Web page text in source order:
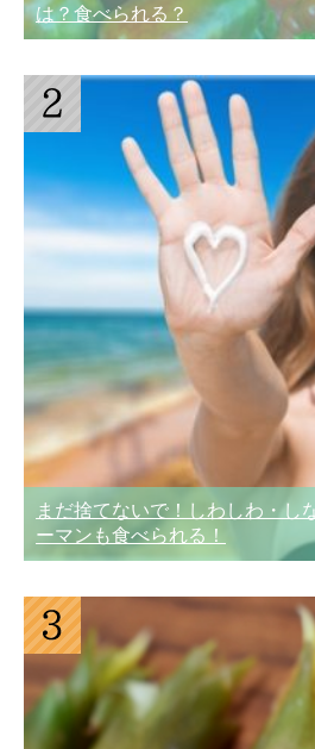
は？食べられる？
まだ捨てないで！しわしわ・し
ーマンも食べられる！